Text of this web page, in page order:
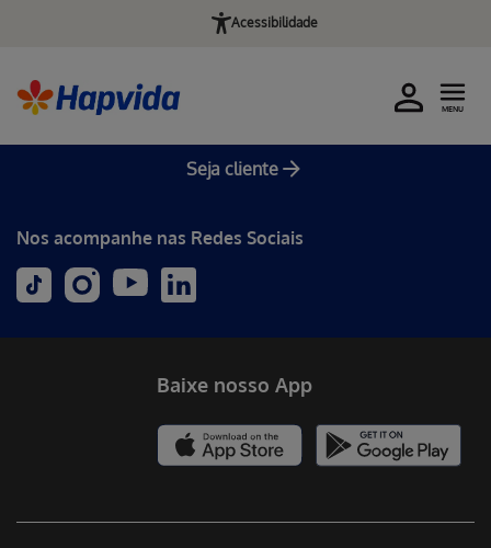
Acessibilidade
Seja cliente
MENU
Nos acompanhe nas Redes Sociais
Baixe nosso App